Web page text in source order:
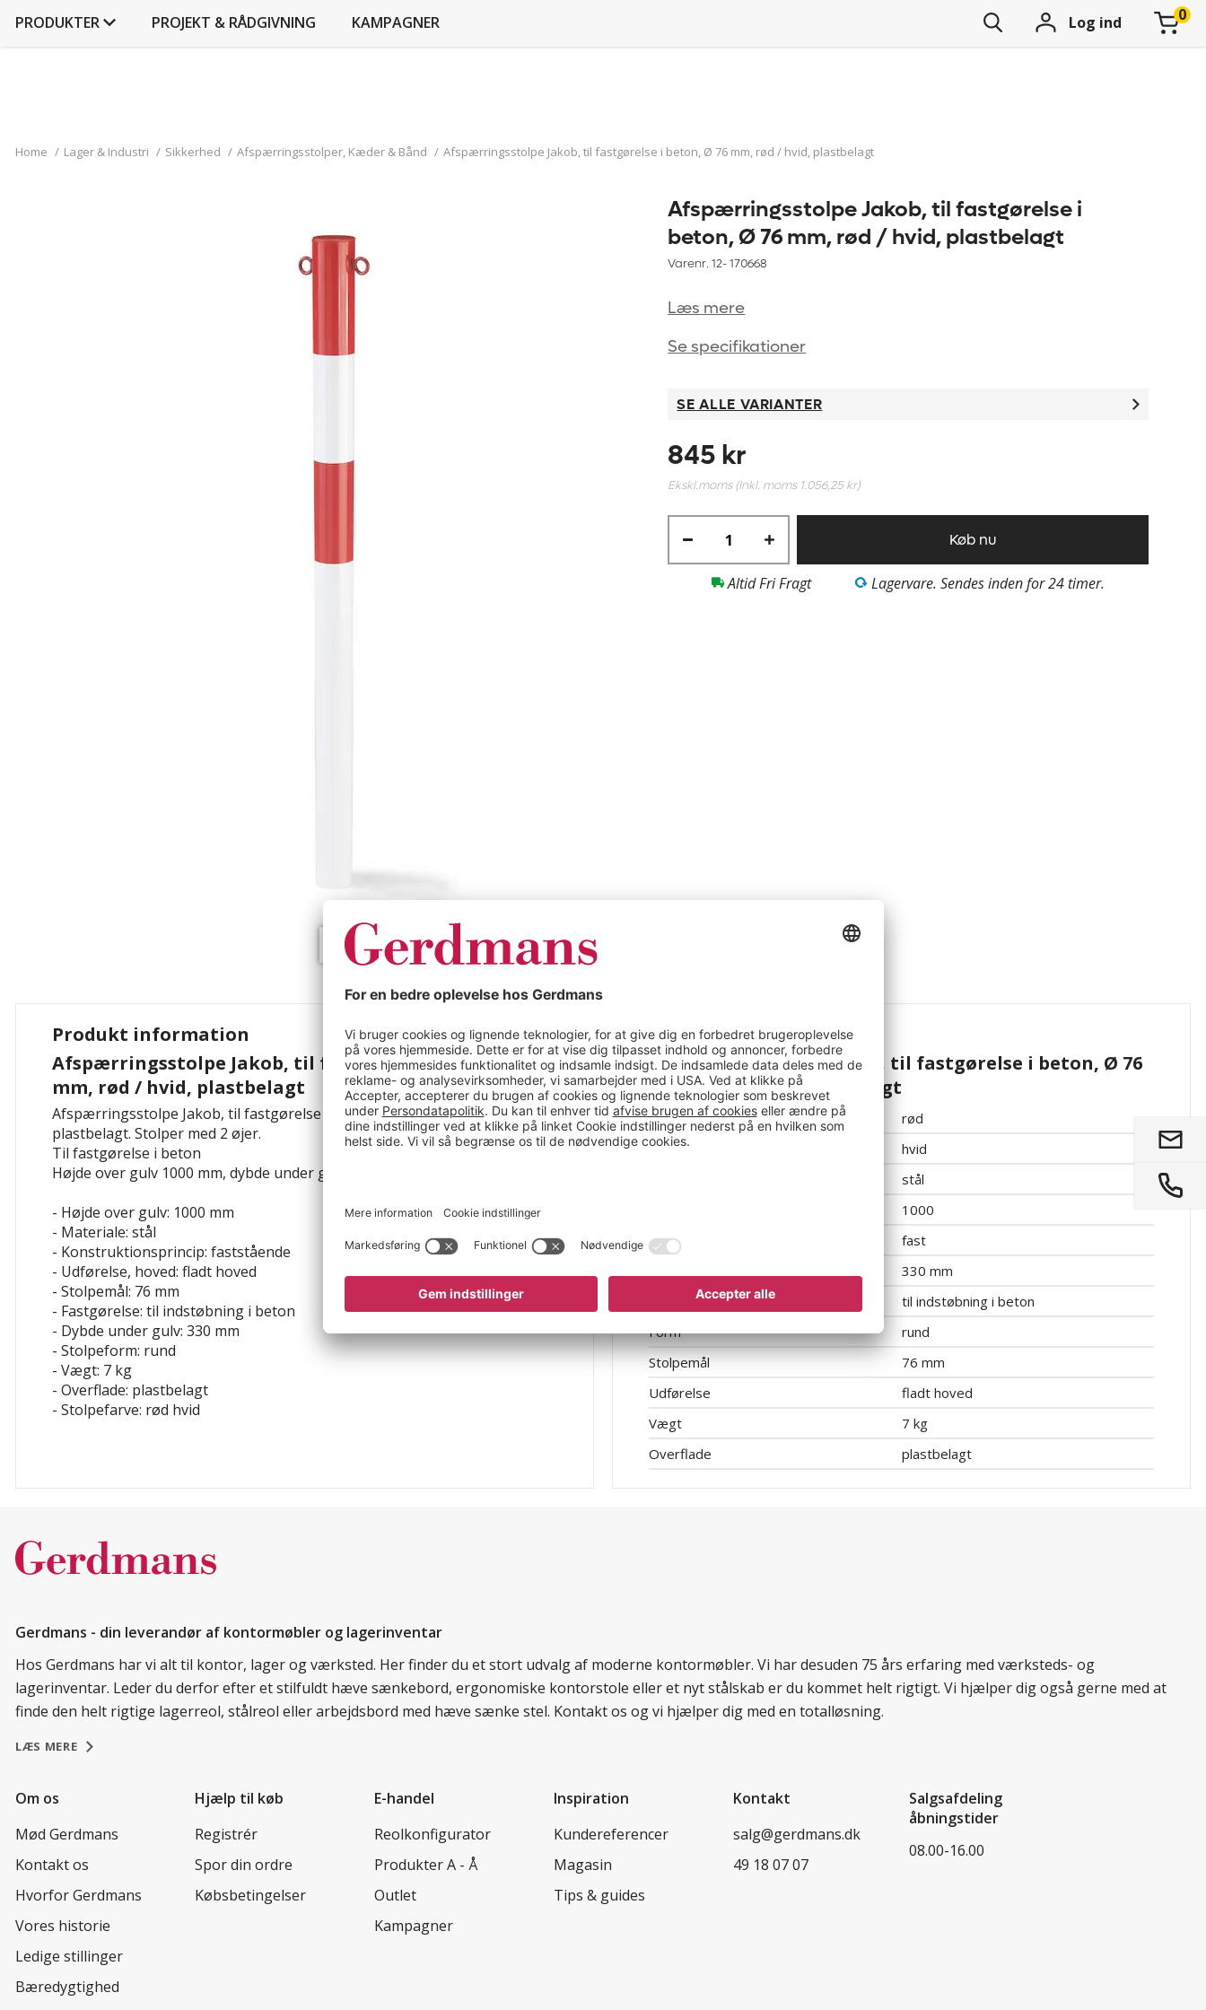
PRODUKTER PROJEKT & RÅDGIVNING KAMPAGNER Log ind
Home / Lager & Industri / Sikkerhed / Afspærringsstolper, Kæder & Bånd / Afspærringsstolpe Jakob, til fastgørelse i beton, Ø 76 mm, rød / hvid, plastbelagt
Afspærringsstolpe Jakob, til fastgørelse i
beton, Ø 76 mm, rød / hvid, plastbelagt
Varenr. 12-170668
Læs mere
Se specifikationer
SE ALLE VARIANTER
845 kr
Ekskl.moms (Inkl. moms 1.056,25 kr)
Køb nu
Altid Fri Fragt Lagervare. Sendes inden for 24 timer.
Produkt information
Afspærringsstolpe Jakob, til fastgørelse i beton, Ø 76
mm, rød / hvid, plastbelagt
Afspærringsstolpe Jakob, til fastgørelse i beton, Ø 76 mm, rød / hvid,
plastbelagt. Stolper med 2 øjer.
Til fastgørelse i beton
Højde over gulv 1000 mm, dybde under gulv 330 mm.
- Højde over gulv: 1000 mm
- Materiale: stål
- Konstruktionsprincip: faststående
- Udførelse, hoved: fladt hoved
- Stolpemål: 76 mm
- Fastgørelse: til indstøbning i beton
- Dybde under gulv: 330 mm
- Stolpeform: rund
- Vægt: 7 kg
- Overflade: plastbelagt
- Stolpefarve: rød hvid
Produkt specifikationer
Afspærringsstolpe Jakob, til fastgørelse i beton, Ø 76
mm, rød / hvid, plastbelagt
Farve
rød
Farve
hvid
stål
1000
Konstruktionsprincip
fast
330 mm
Fastgørelse
til indstøbning i beton
Form
rund
Stolpemål
76 mm
Udførelse
fladt hoved
Vægt
7 kg
Overflade
plastbelagt
Gerdmans - din leverandør af kontormøbler og lagerinventar
Hos Gerdmans har vi alt til kontor, lager og værksted. Her finder du et stort udvalg af moderne kontormøbler. Vi har desuden 75 års erfaring med værksteds- og
lagerinventar. Leder du derfor efter et stilfuldt hæve sænkebord, ergonomiske kontorstole eller et nyt stålskab er du kommet helt rigtigt. Vi hjælper dig også gerne med at
finde den helt rigtige lagerreol, stålreol eller arbejdsbord med hæve sænke stel. Kontakt os og vi hjælper dig med en totalløsning.
LÆS MERE
Om os
Mød Gerdmans
Kontakt os
Hvorfor Gerdmans
Vores historie
Ledige stillinger
Bæredygtighed
Hjælp til køb
Registrér
Spor din ordre
Købsbetingelser
E-handel
Reolkonfigurator
Produkter A - Å
Outlet
Kampagner
Inspiration
Kundereferencer
Magasin
Tips & guides
Kontakt
salg@gerdmans.dk
49 18 07 07
Salgsafdeling
åbningstider
08.00-16.00